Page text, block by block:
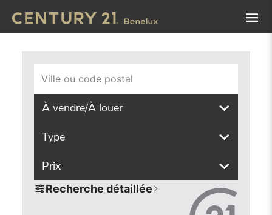
Ville ou code postal
À vendre/À louer
Type
Prix
Recherche détaillée